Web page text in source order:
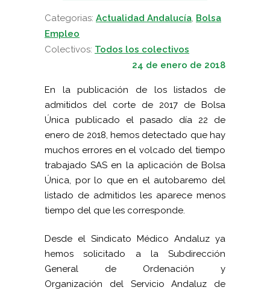
Categorias: Actualidad Andalucía, Bolsa
Empleo
Colectivos: Todos los colectivos
24 de enero de 2018
En la publicación de los listados de
admitidos del corte de 2017 de Bolsa
Única publicado el pasado día 22 de
enero de 2018, hemos detectado que hay
muchos errores en el volcado del tiempo
trabajado SAS en la aplicación de Bolsa
Única, por lo que en el autobaremo del
listado de admitidos les aparece menos
tiempo del que les corresponde.
Desde el Sindicato Médico Andaluz ya
hemos solicitado a la Subdirección
General de Ordenación y
Organización del Servicio Andaluz de